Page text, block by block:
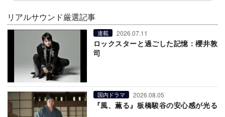
リアルサウンド厳選記事
連載 2026.07.11
ロックスターと過ごした記憶：櫻井敦
司
国内ドラマ 2026.08.05
『風、薫る』板橋駿谷の安心感が光る